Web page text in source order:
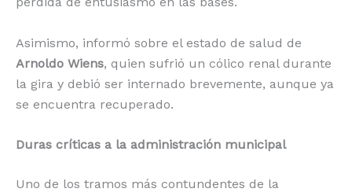
Asimismo, informó sobre el estado de salud de
Arnoldo Wiens, quien sufrió un cólico renal durante
la gira y debió ser internado brevemente, aunque ya
se encuentra recuperado.
Duras críticas a la administración municipal
Uno de los tramos más contundentes de la